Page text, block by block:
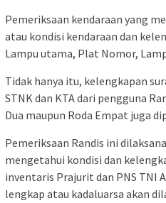
Pemeriksaan kendaraan yang
atau kondisi kendaraan dan
Lampu utama, Plat Nomor,
Tidak hanya itu, kelengkapan
STNK dan KTA dari pengguna
Dua maupun Roda Empat juga
Pemeriksaan Randis ini
mengetahui kondisi dan
inventaris Prajurit dan PNS TNI
lengkap atau kadaluarsa akan